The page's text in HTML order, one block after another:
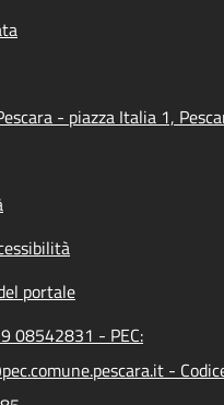
- piazza Italia 1,
portale
08542831 - PEC:
-